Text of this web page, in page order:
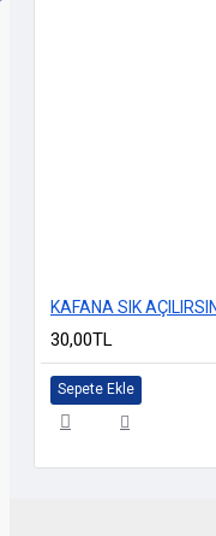
30,00TL
Sepete Ekle